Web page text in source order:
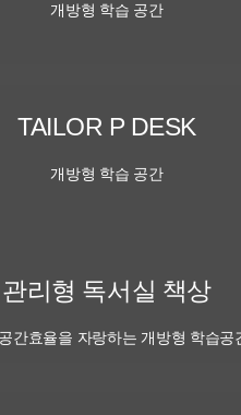
개방형 학습 공간
TAILOR P DESK
개방형 학습 공간
관리형 독서실 책상
간효율을 자랑하는 개방형 학습공